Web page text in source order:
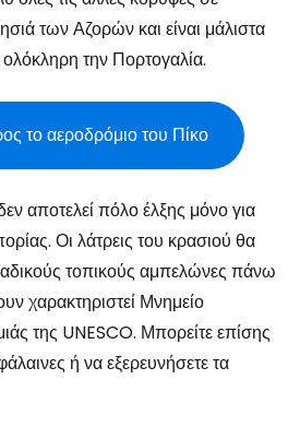
των Αζορών και είναι μάλιστα
την Πορτογαλία.
το αεροδρόμιο του Πίκο
αποτελεί πόλο έλξης μόνο για
Οι λάτρεις του κρασιού θα
τοπικούς αμπελώνες πάνω
χαρακτηριστεί Μνημείο
της UNESCO. Μπορείτε επίσης
ή να εξερευνήσετε τα